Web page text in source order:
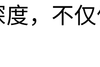
度，不